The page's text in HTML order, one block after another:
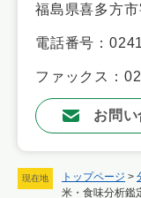
現在地 トップページ >
米・食味分析鑑
福島県喜多方
電話番号：
ファックス：
お問い